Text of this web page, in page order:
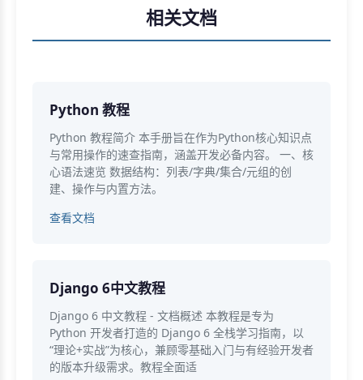
相关文档
Python 教程
Python 教程简介 本手册旨在作为Python核心知识点
与常用操作的速查指南，涵盖开发必备内容。 一、核
心语法速览 数据结构：列表/字典/集合/元组的创
建、操作与内置方法。
查看文档
Django 6中文教程
Django 6 中文教程 - 文档概述 本教程是专为
Python 开发者打造的 Django 6 全栈学习指南，以
“理论+实战”为核心，兼顾零基础入门与有经验开发者
的版本升级需求。教程全面适